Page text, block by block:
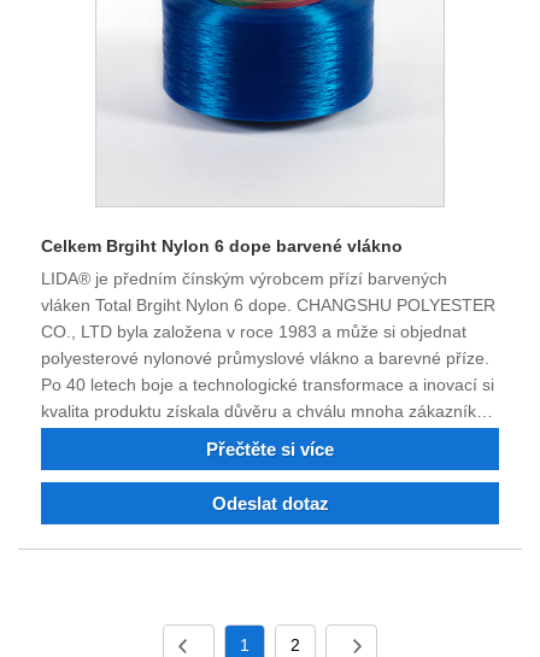
Celkem Brgiht Nylon 6 dope barvené vlákno
LIDA® je předním čínským výrobcem přízí barvených
vláken Total Brgiht Nylon 6 dope. CHANGSHU POLYESTER
CO., LTD byla založena v roce 1983 a může si objednat
polyesterové nylonové průmyslové vlákno a barevné příze.
Po 40 letech boje a technologické transformace a inovací si
kvalita produktu získala důvěru a chválu mnoha zákazníků.
Nyní má společnost silnou technickou sílu, vynikající
vybavení, kompletní testovací zařízení, stabilní kvalitu
Jsme si jisti, že v budoucnu můžeme spolupracovat na
Přečtěte si více
Odeslat dotaz
1 2